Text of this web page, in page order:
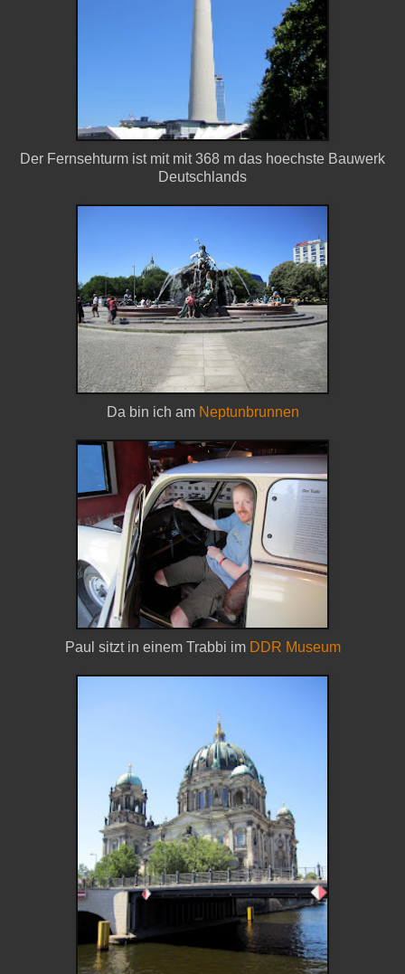
Der Fernsehturm ist mit mit 368 m das hoechste Bauwerk
Deutschlands
Da bin ich am Neptunbrunnen
Paul sitzt in einem Trabbi im DDR Museum